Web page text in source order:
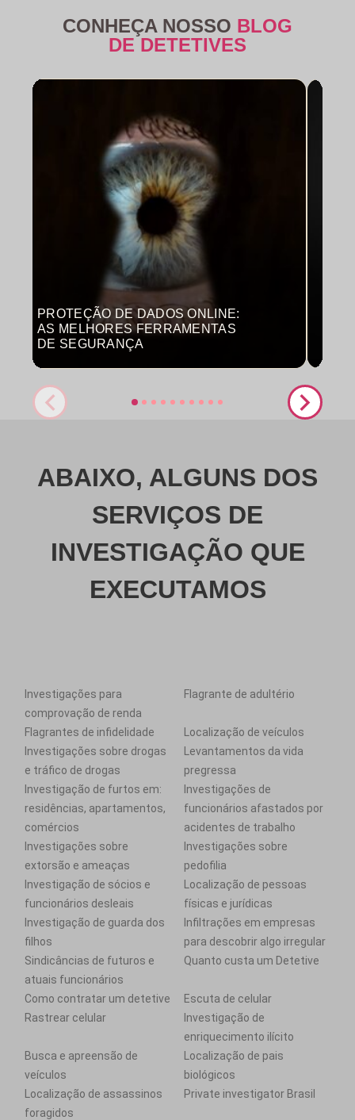
CONHEÇA NOSSO BLOG
DE DETETIVES
PROTEÇÃO DE DADOS ONLINE:
AS MELHORES FERRAMENTAS
DE SEGURANÇA
ABAIXO, ALGUNS DOS
SERVIÇOS DE
INVESTIGAÇÃO QUE
EXECUTAMOS
Investigações para
comprovação de renda
Flagrante de adultério
Flagrantes de infidelidade
Localização de veículos
Investigações sobre drogas
e tráfico de drogas
Levantamentos da vida
pregressa
Investigação de furtos em:
residências, apartamentos,
comércios
Investigações de
funcionários afastados por
acidentes de trabalho
Investigações sobre
extorsão e ameaças
Investigações sobre
pedofilia
Investigação de sócios e
funcionários desleais
Localização de pessoas
físicas e jurídicas
Investigação de guarda dos
filhos
Infiltrações em empresas
para descobrir algo irregular
Sindicâncias de futuros e
atuais funcionários
Quanto custa um Detetive
Como contratar um detetive
Escuta de celular
Rastrear celular
Investigação de
enriquecimento ilícito
Busca e apreensão de
veículos
Localização de pais
biológicos
Localização de assassinos
foragidos
Private investigator Brasil